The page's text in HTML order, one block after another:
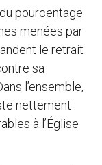
pourcentage
menées par
le retrait
sa
l’ensemble,
nettement
à l’Église